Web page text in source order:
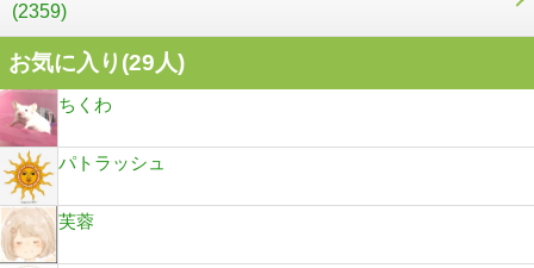
(2359)
お気に入り(29人)
ちくわ
パトラッシュ
芙蓉